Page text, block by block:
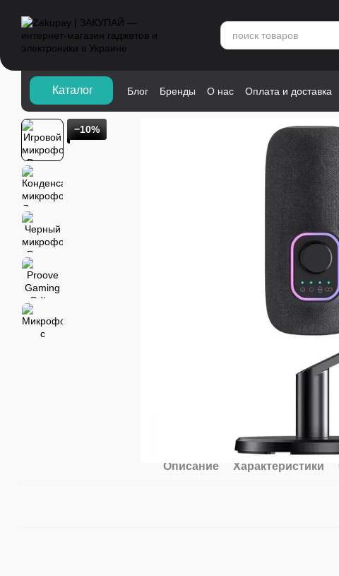
Каталог">
Каталог Блог Бренды О нас Оплата и доставка
−10%
Описание Характеристики